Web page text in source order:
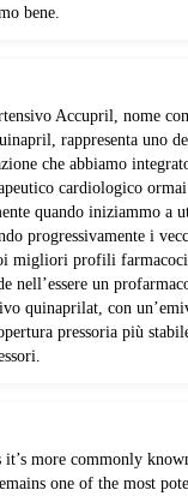
bene.
Accupril, nome
rappresenta uno
che abbiamo
cardiologico ormai
quando iniziammo a
progressivamente i
migliori profili
nell’essere un
quinaprilat, con
pressoria più
more commonly
one of the most